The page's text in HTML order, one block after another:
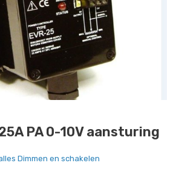
PA 0-10V aansturing
Dimmen en schakelen